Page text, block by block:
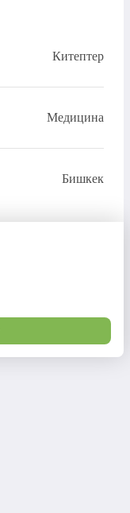
Китептер
Медицина
Бишкек